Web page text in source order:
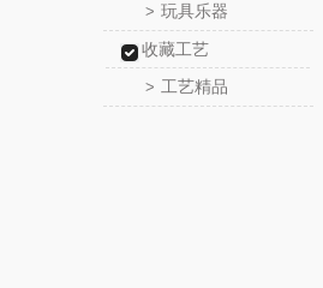
> 玩具乐器
收藏工艺
> 工艺精品